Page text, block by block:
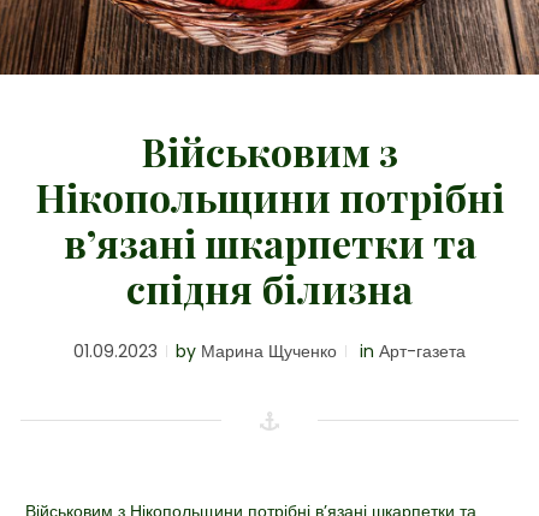
Військовим з
Нікопольщини потрібні
в’язані шкарпетки та
спідня білизна
01.09.2023 by Марина Щученко in Арт-газета
Військовим з Нікопольщини потрібні в’язані шкарпетки та